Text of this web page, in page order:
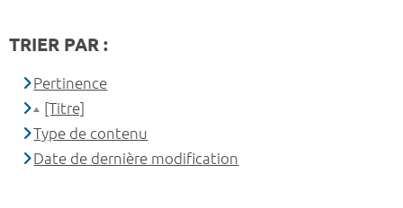
TRIER PAR :
Pertinence
[Titre]
Type de contenu
Date de dernière modification